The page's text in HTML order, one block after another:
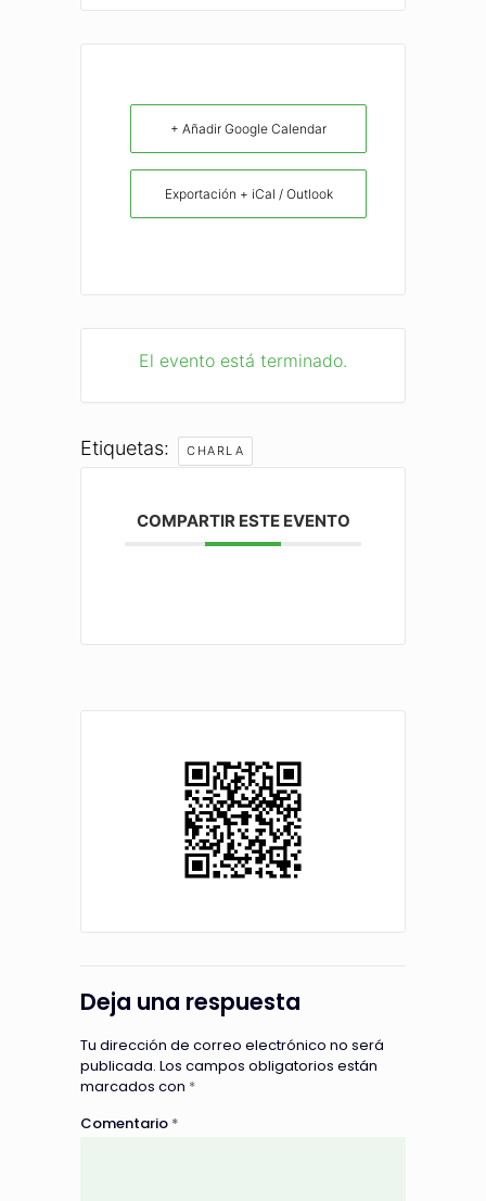
+ Añadir Google Calendar
Exportación + iCal / Outlook
El evento está terminado.
Etiquetas: CHARLA
COMPARTIR ESTE EVENTO
Deja una respuesta
Tu dirección de correo electrónico no será
publicada. Los campos obligatorios están
marcados con *
Comentario *